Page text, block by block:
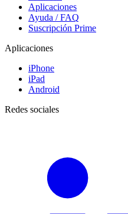
Aplicaciones
Ayuda / FAQ
Suscripción Prime
Aplicaciones
iPhone
iPad
Android
Redes sociales